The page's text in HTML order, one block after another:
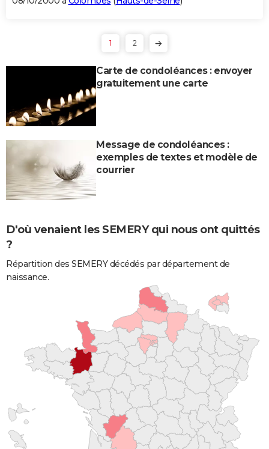
1 2
Carte de condoléances : envoyer
gratuitement une carte
Message de condoléances :
exemples de textes et modèle de
courrier
D'où venaient les SEMERY qui nous ont quittés
?
Répartition des SEMERY décédés par département de
naissance.